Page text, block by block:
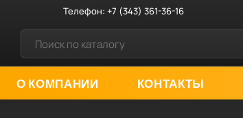
Телефон:+7 (343) 361-36-16
О КОМПАНИИ КОНТАКТЫ